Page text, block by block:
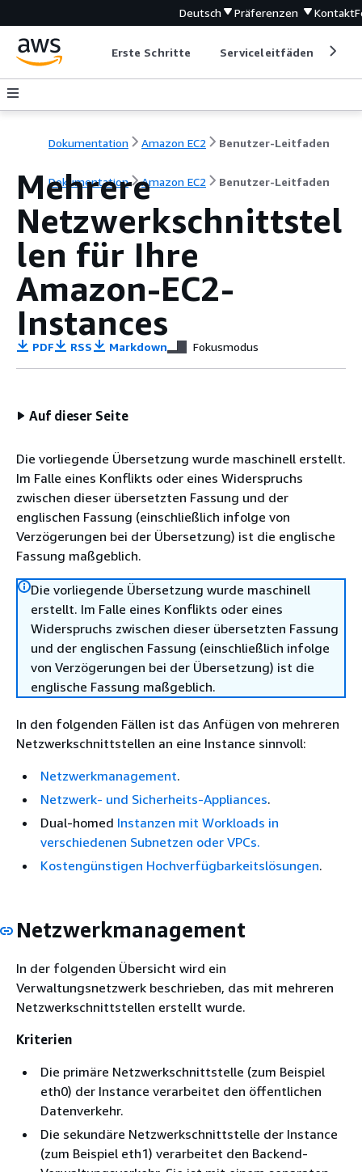
Deutsch Präferenzen Kontakt
Erste Schritte Serviceleitfäden
Dokumentation Amazon EC2 Benutzer-Leitfaden
Dokumentation Amazon EC2 Benutzer-Leitfaden
Mehrere
Netzwerkschnittstel
len für Ihre
Amazon-EC2-
Instances
PDF RSS Markdown Fokusmodus
Auf dieser Seite
Die vorliegende Übersetzung wurde maschinell erstellt.
Im Falle eines Konflikts oder eines Widerspruchs
zwischen dieser übersetzten Fassung und der
englischen Fassung (einschließlich infolge von
Verzögerungen bei der Übersetzung) ist die englische
Fassung maßgeblich.
Die vorliegende Übersetzung wurde maschinell
erstellt. Im Falle eines Konflikts oder eines
Widerspruchs zwischen dieser übersetzten Fassung
und der englischen Fassung (einschließlich infolge
von Verzögerungen bei der Übersetzung) ist die
englische Fassung maßgeblich.
In den folgenden Fällen ist das Anfügen von mehreren
Netzwerkschnittstellen an eine Instance sinnvoll:
Netzwerkmanagement.
Netzwerk- und Sicherheits-Appliances.
Dual-homed Instanzen mit Workloads in
verschiedenen Subnetzen oder VPCs.
Kostengünstigen Hochverfügbarkeitslösungen.
Netzwerkmanagement
In der folgenden Übersicht wird ein
Verwaltungsnetzwerk beschrieben, das mit mehreren
Netzwerkschnittstellen erstellt wurde.
Kriterien
Die primäre Netzwerkschnittstelle (zum Beispiel
eth0) der Instance verarbeitet den öffentlichen
Datenverkehr.
Die sekundäre Netzwerkschnittstelle der Instance
(zum Beispiel eth1) verarbeitet den Backend-